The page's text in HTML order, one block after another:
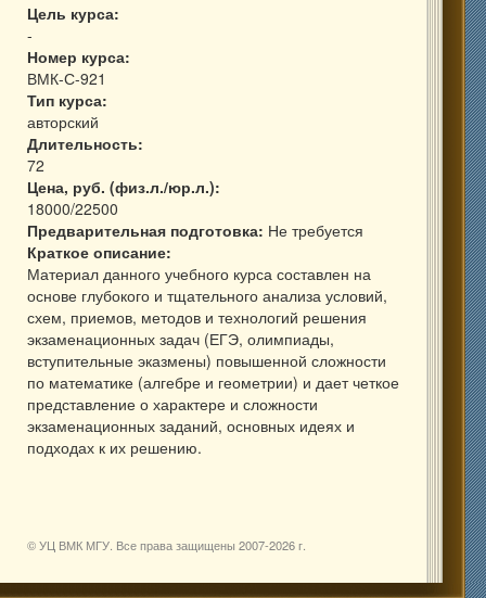
Цель курса:
-
Номер курса:
ВМК-С-921
Тип курса:
авторский
Длительность:
72
Цена, руб. (физ.л./юр.л.):
18000/22500
Предварительная подготовка: Не требуется
Краткое описание:
Материал данного учебного курса составлен на
основе глубокого и тщательного анализа условий,
схем, приемов, методов и технологий решения
экзаменационных задач (ЕГЭ, олимпиады,
вступительные эказмены) повышенной сложности
по математике (алгебре и геометрии) и дает четкое
представление о характере и сложности
экзаменационных заданий, основных идеях и
подходах к их решению.
© УЦ ВМК МГУ. Все права защищены 2007-2026 г.